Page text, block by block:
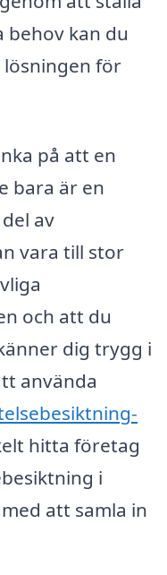
kan du
för
på att en
bara är en
av
vara till stor
och att du
dig trygg i
använda
hitta företag
i
att samla in